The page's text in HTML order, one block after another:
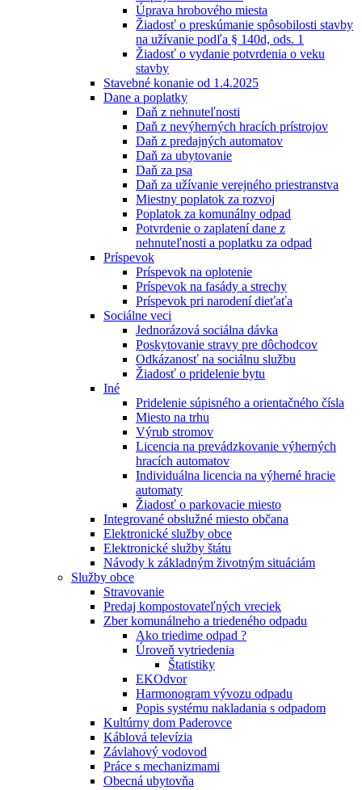
Úprava hrobového miesta
Žiadosť o preskúmanie spôsobilosti stavby
na užívanie podľa § 140d, ods. 1
Žiadosť o vydanie potvrdenia o veku
stavby
Stavebné konanie od 1.4.2025
Dane a poplatky
Daň z nehnuteľnosti
Daň z nevýherných hracích prístrojov
Daň z predajných automatov
Daň za ubytovanie
Daň za psa
Daň za užívanie verejného priestranstva
Miestny poplatok za rozvoj
Poplatok za komunálny odpad
Potvrdenie o zaplatení dane z
nehnuteľnosti a poplatku za odpad
Príspevok
Príspevok na oplotenie
Príspevok na fasády a strechy
Príspevok pri narodení dieťaťa
Sociálne veci
Jednorázová sociálna dávka
Poskytovanie stravy pre dôchodcov
Odkázanosť na sociálnu službu
Žiadosť o pridelenie bytu
Iné
Pridelenie súpisného a orientačného čísla
Miesto na trhu
Výrub stromov
Licencia na prevádzkovanie výherných
hracích automatov
Individuálna licencia na výherné hracie
automaty
Žiadosť o parkovacie miesto
Integrované obslužné miesto občana
Elektronické služby obce
Elektronické služby štátu
Návody k základným životným situáciám
Služby obce
Stravovanie
Predaj kompostovateľných vreciek
Zber komunálneho a triedeného odpadu
Ako triedime odpad ?
Úroveň vytriedenia
Štatistiky
EKOdvor
Harmonogram vývozu odpadu
Popis systému nakladania s odpadom
Kultúrny dom Paderovce
Káblová televízia
Závlahový vodovod
Práce s mechanizmami
Obecná ubytovňa